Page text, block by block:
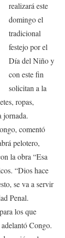
realizará este
domingo el
tradicional
festejo por el
Día del Niño y
con este fin
solicitan a la
ropas,
jornada.
comentó
pelotero,
la obra “Esa
“Dios hace
se va a servir
Penal.
los que
Congo.